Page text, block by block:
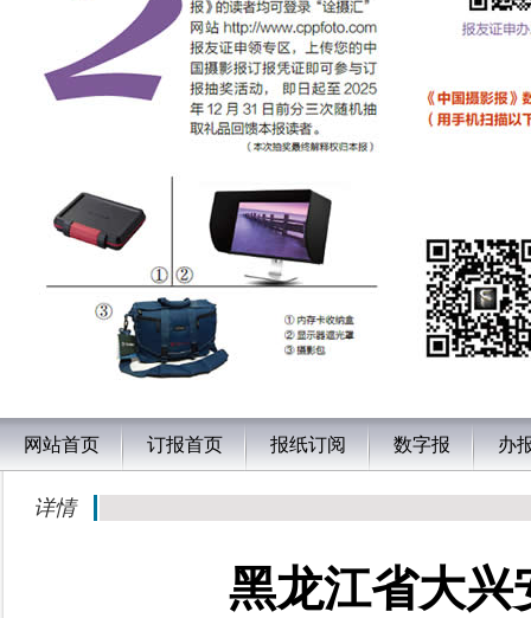
网站首页 订报首页 报纸订阅 数字报 办
详情
黑龙江省大兴